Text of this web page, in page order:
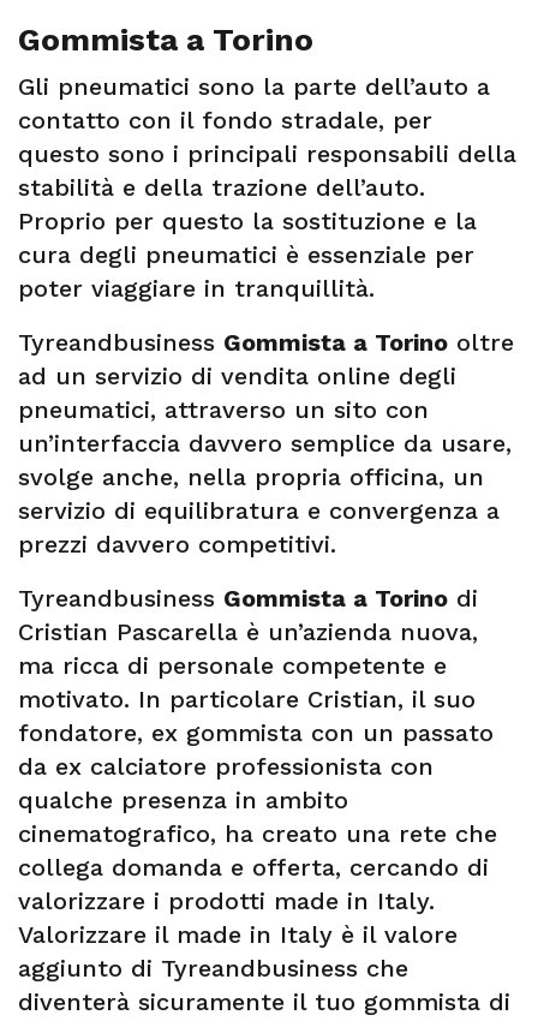
Gommista a Torino
Gli pneumatici sono la parte dell’auto a
contatto con il fondo stradale, per
questo sono i principali responsabili della
stabilità e della trazione dell’auto.
Proprio per questo la sostituzione e la
cura degli pneumatici è essenziale per
poter viaggiare in tranquillità.
Tyreandbusiness Gommista a Torino oltre
ad un servizio di vendita online degli
pneumatici, attraverso un sito con
un’interfaccia davvero semplice da usare,
svolge anche, nella propria officina, un
servizio di equilibratura e convergenza a
prezzi davvero competitivi.
Tyreandbusiness Gommista a Torino di
Cristian Pascarella è un’azienda nuova,
ma ricca di personale competente e
motivato. In particolare Cristian, il suo
fondatore, ex gommista con un passato
da ex calciatore professionista con
qualche presenza in ambito
cinematografico, ha creato una rete che
collega domanda e offerta, cercando di
valorizzare i prodotti made in Italy.
Valorizzare il made in Italy è il valore
aggiunto di Tyreandbusiness che
diventerà sicuramente il tuo gommista di